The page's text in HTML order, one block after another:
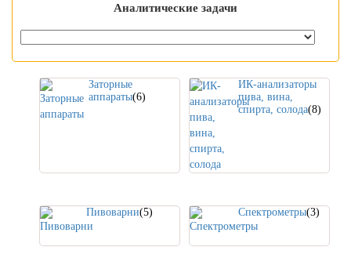
Аналитические задачи
Заторные
аппараты(6)
ИК-анализаторы
пива, вина,
спирта, солода(8)
Пивоварни(5) Спектрометры(3)